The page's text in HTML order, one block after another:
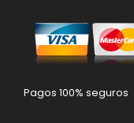
Pagos 100% seguros